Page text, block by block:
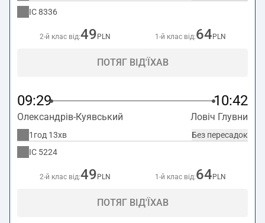
IC8336
2-й клас від:49 PLN 1-й клас від:64 PLN
ПОТЯГ ВІД'ЇХАВ
09:29 10:42
Олександрів-Куявський Ловіч Глувни
Без пересадок
1год 13хв
IC 5224
2-й клас від:49 PLN 1-й клас від:64 PLN
ПОТЯГ ВІД'ЇХАВ